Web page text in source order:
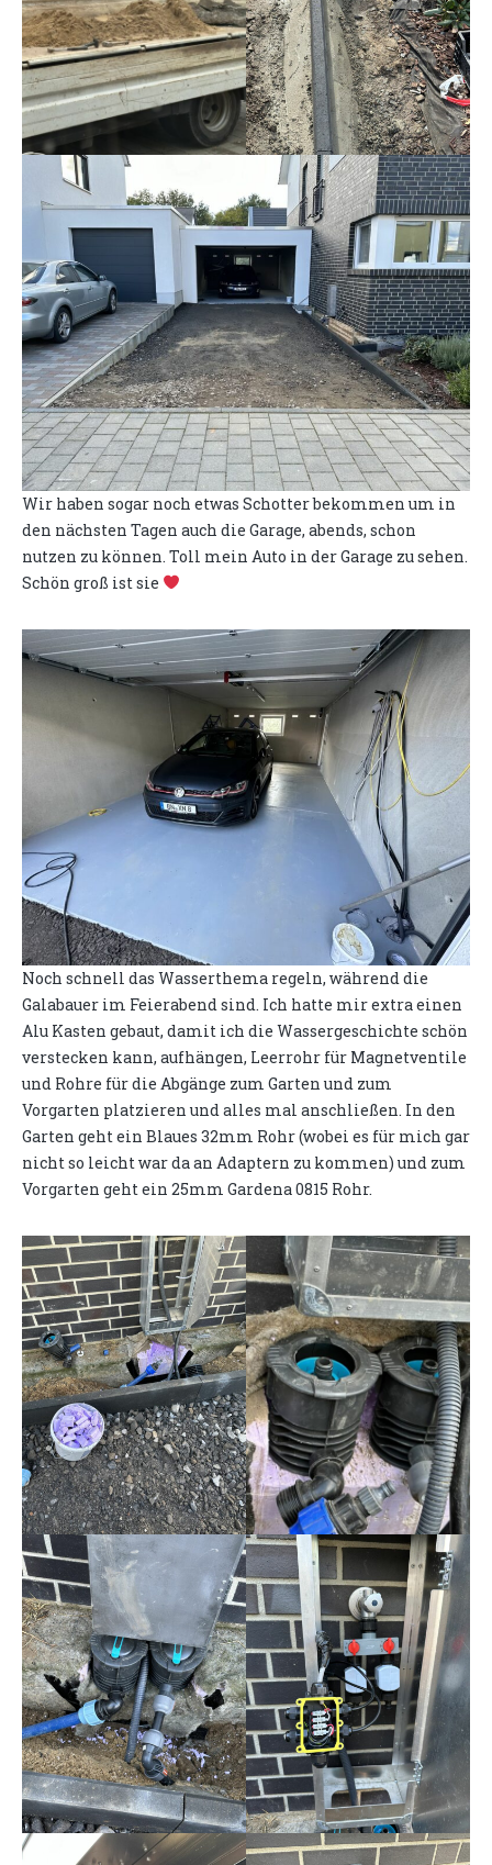
Wir haben sogar noch etwas Schotter bekommen um in
den nächsten Tagen auch die Garage, abends, schon
nutzen zu können. Toll mein Auto in der Garage zu sehen.
Schön groß ist sie
Noch schnell das Wasserthema regeln, während die
Galabauer im Feierabend sind. Ich hatte mir extra einen
Alu Kasten gebaut, damit ich die Wassergeschichte schön
verstecken kann, aufhängen, Leerrohr für Magnetventile
und Rohre für die Abgänge zum Garten und zum
Vorgarten platzieren und alles mal anschließen. In den
Garten geht ein Blaues 32mm Rohr (wobei es für mich gar
nicht so leicht war da an Adaptern zu kommen) und zum
Vorgarten geht ein 25mm Gardena 0815 Rohr.